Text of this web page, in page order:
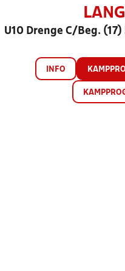
U10 Drenge C/Beg.
INFO